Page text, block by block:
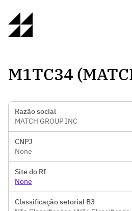
M1TC34
Razão social
MATCH GROUP INC
CNPJ
None
Site do RI
None
Classificação setorial B3